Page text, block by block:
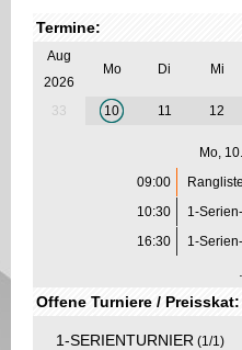
Termine:
Aug
2026
Mo Di Mi
33 10 11 12
Mo,
09:00
Rangliste
10:30
1-
16:30
1-
Offene Turniere / Preisskat:
1-SERIENTURNIER (1/1)